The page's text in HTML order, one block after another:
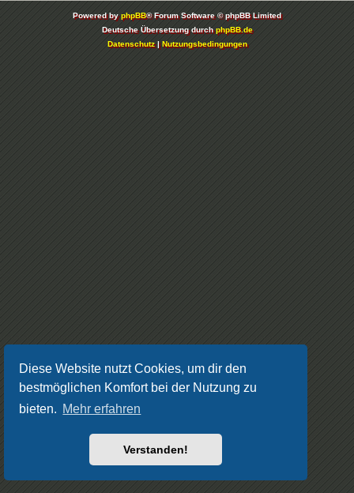
Diese Website nutzt Cookies, um dir den
bestmöglichen Komfort bei der Nutzung zu
bieten. Mehr erfahren
Verstanden!
Powered byphpBB® Forum Software © phpBB Limited
Deutsche Übersetzung durchphpBB.de
Datenschutz|Nutzungsbedingungen